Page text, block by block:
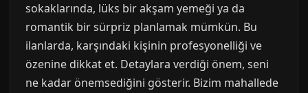
sokaklarında, lüks bir akşam yemeği ya da
romantik bir sürpriz planlamak mümkün. Bu
ilanlarda, karşındaki kişinin profesyonelliği ve
özenine dikkat et. Detaylara verdiği önem, seni
ne kadar önemsediğini gösterir. Bizim mahallede